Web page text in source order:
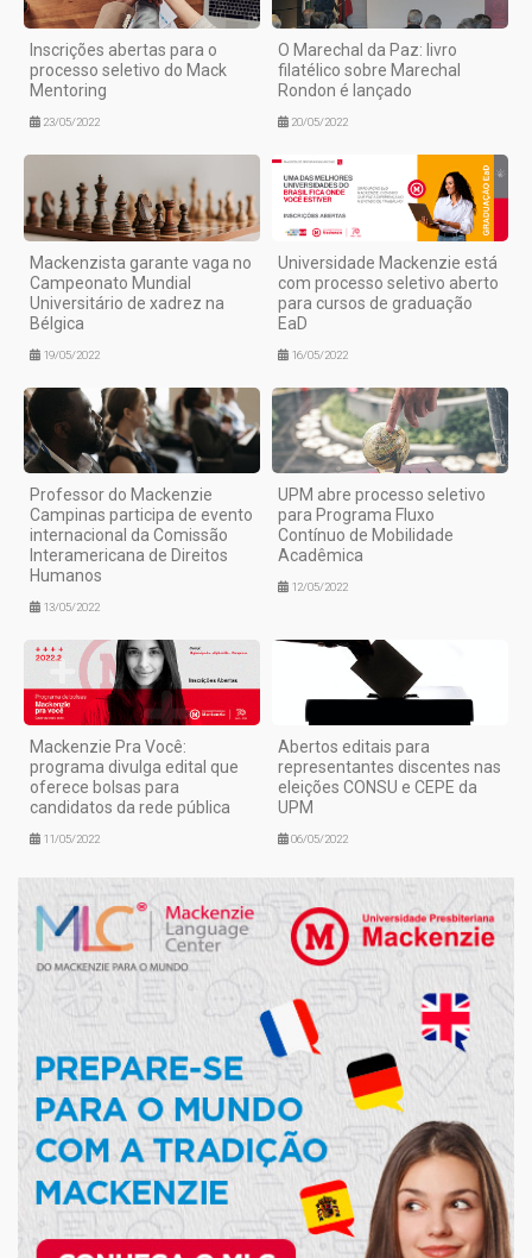
Inscrições abertas para o
processo seletivo do Mack
Mentoring
23/05/2022
O Marechal da Paz: livro
filatélico sobre Marechal
Rondon é lançado
20/05/2022
Mackenzista garante vaga no
Campeonato Mundial
Universitário de xadrez na
Bélgica
19/05/2022
Universidade Mackenzie está
com processo seletivo aberto
para cursos de graduação
EaD
16/05/2022
Professor do Mackenzie
Campinas participa de evento
internacional da Comissão
Interamericana de Direitos
Humanos
13/05/2022
UPM abre processo seletivo
para Programa Fluxo
Contínuo de Mobilidade
Acadêmica
12/05/2022
Mackenzie Pra Você:
programa divulga edital que
oferece bolsas para
candidatos da rede pública
11/05/2022
Abertos editais para
representantes discentes nas
eleições CONSU e CEPE da
UPM
06/05/2022